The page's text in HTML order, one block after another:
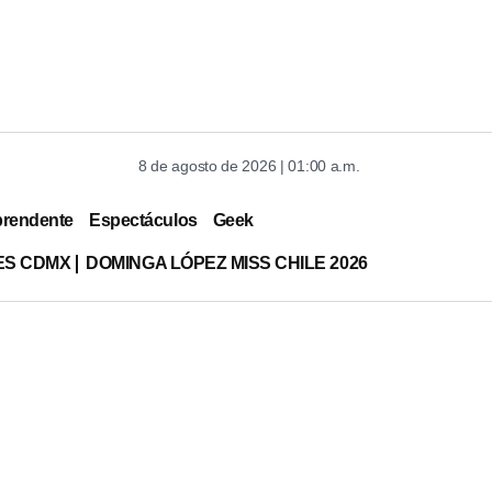
8 de agosto de 2026 | 01:00 a.m.
Espectáculos Geek
CDMX DOMINGA LÓPEZ MISS CHILE 2026